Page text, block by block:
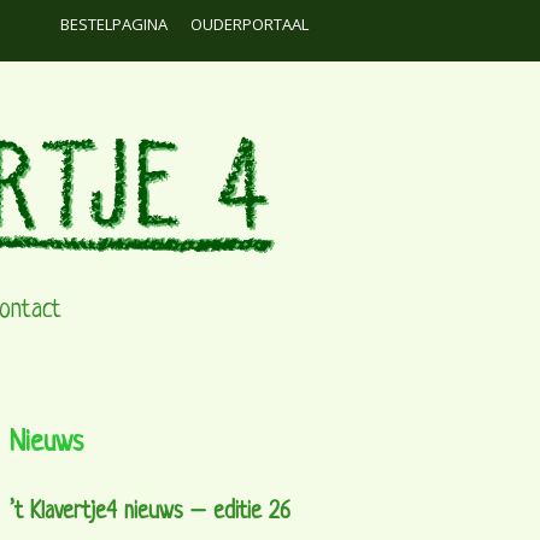
BESTELPAGINA OUDERPORTAAL
Nieuws
’t Klavertje4 nieuws – editie 26